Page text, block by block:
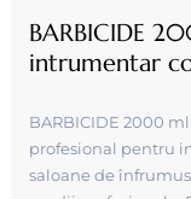
BARBICIDE
intrumentar
BARBICIDE 2000
profesional pentru
saloane de